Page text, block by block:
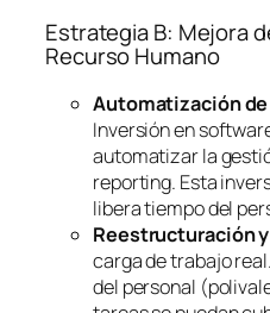
Estrategia B: Mejora
Recurso Humano
Automatización
Inversión en
automatizar la
reporting. Esta
libera tiempo del
Reestructuración
carga de trabajo
del personal